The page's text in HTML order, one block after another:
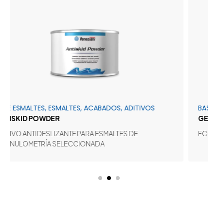
ESMALTES, ACABADOS, ADITIVOS
POWDER
ANTIDESLIZANTE PARA ESMALTES DE
SELECCIONADA
BASE Y
GEL PRIME
FONDO